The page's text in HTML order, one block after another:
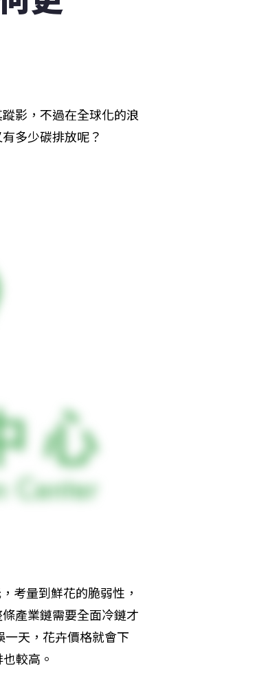
影，不過在全球化的浪
多少碳排放呢？
考量到鮮花的脆弱性，
產業鏈需要全面冷鏈才
天，花卉價格就會下
較高。